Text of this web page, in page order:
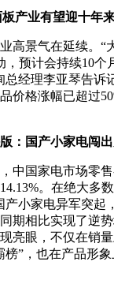
产业有望迎十年
景气在延续。“
，预计会持续10个
总经理李亚琴告诉
价格涨幅已超过
：国产小家电闯
国家电市场零售
。在绝大多
产小家电异军突起
期相比实现了逆
亮眼，不仅在销
榜”，也在产品形